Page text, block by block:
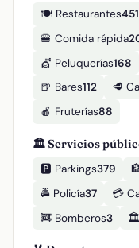
🍽️ Restaurantes451
🍔 Comida rápida
💇 Peluquerías168
🍺 Bares112 🥩
🍎 Fruterías88
🏛️ Servicios
🅿️ Parkings379
🚔 Policía37 💳
🚒 Bomberos3 🏛️